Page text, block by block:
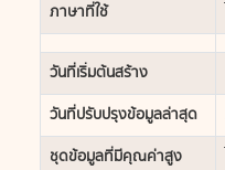
ภาษาที่ใช้
วันที่เริ่มต้นสร้าง
วันที่ปรับปรุงข้อมูลล่าสุด
ชุดข้อมูลที่มีคุณค่าสูง